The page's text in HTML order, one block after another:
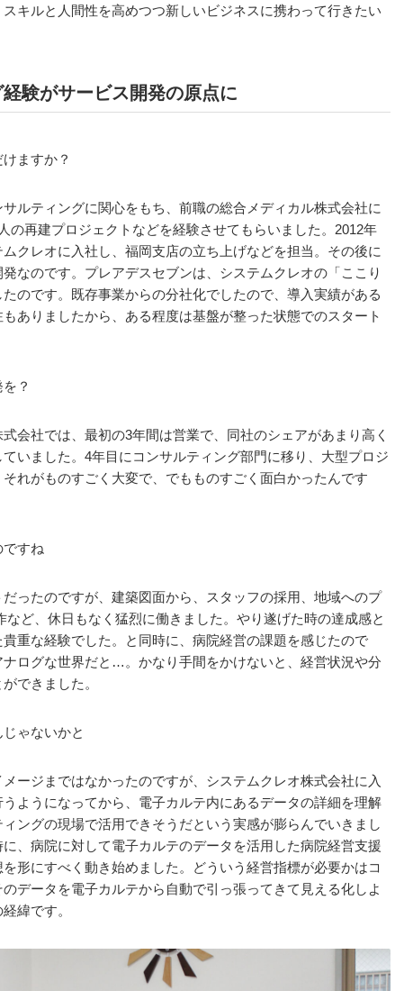
スキルと人間性を高めつつ新しいビジネスに携わって行きたい
験がサービス開発の原点に
ますか？
サルティングに関心をもち、前職の総合メディカル株式会社に
の再建プロジェクトなどを経験させてもらいました。2012年
クレオに入社し、福岡支店の立ち上げなどを担当。その後に
なのです。プレアデスセブンは、システムクレオの「ここり
のです。既存事業からの分社化でしたので、導入実績がある
ありましたから、ある程度は基盤が整った状態でのスタート
？
会社では、最初の3年間は営業で、同社のシェアがあまり高く
いました。4年目にコンサルティング部門に移り、大型プロジ
れがものすごく大変で、でもものすごく面白かったんです
ですね
だったのですが、建築図面から、スタッフの採用、地域へのプ
ど、休日もなく猛烈に働きました。やり遂げた時の達成感と
重な経験でした。と同時に、病院経営の課題を感じたので
ログな世界だと…。かなり手間をかけないと、経営状況や分
できました。
ゃないかと
メージまではなかったのですが、システムクレオ株式会社に入
ようになってから、電子カルテ内にあるデータの詳細を理解
ングの現場で活用できそうだという実感が膨らんでいきまし
、病院に対して電子カルテのデータを活用した病院経営支援
形にすべく動き始めました。どういう経営指標が必要かはコ
データを電子カルテから自動で引っ張ってきて見える化しよ
緯です。